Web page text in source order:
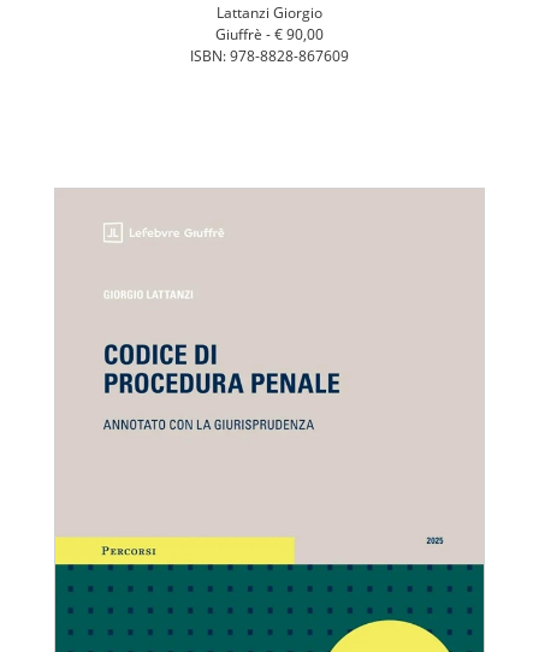
Lattanzi Giorgio
Giuffrè -€ 90,00
ISBN: 978-8828-867609